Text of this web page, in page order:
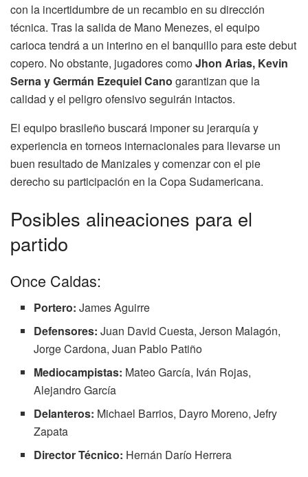
con la incertidumbre de un recambio en su dirección
técnica. Tras la salida de Mano Menezes, el equipo
carioca tendrá a un interino en el banquillo para este debut
copero. No obstante, jugadores comoJhon Arias, Kevin
Serna y Germán Ezequiel Cano garantizan que la
calidad y el peligro ofensivo seguirán intactos.
El equipo brasileño buscará imponer su jerarquía y
experiencia en torneos internacionales para llevarse un
buen resultado de Manizales y comenzar con el pie
derecho su participación en la Copa Sudamericana.
Posibles alineaciones para el
partido
Once Caldas:
Portero: James Aguirre
Defensores: Juan David Cuesta, Jerson Malagón,
Jorge Cardona, Juan Pablo Patiño
Mediocampistas: Mateo García, Iván Rojas,
Alejandro García
Delanteros: Michael Barrios, Dayro Moreno, Jefry
Zapata
Director Técnico: Hernán Darío Herrera